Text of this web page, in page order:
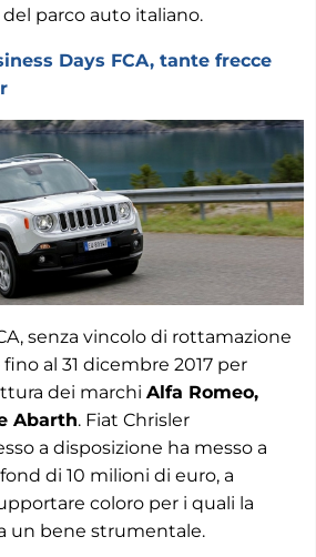
parco auto italiano.
Days FCA, tante frecce
senza vincolo di rottamazione
al 31 dicembre 2017 per
dei marchi Alfa Romeo,
Abarth. Fiat Chrisler
a disposizione ha messo a
di 10 milioni di euro, a
coloro per i quali la
un bene strumentale.